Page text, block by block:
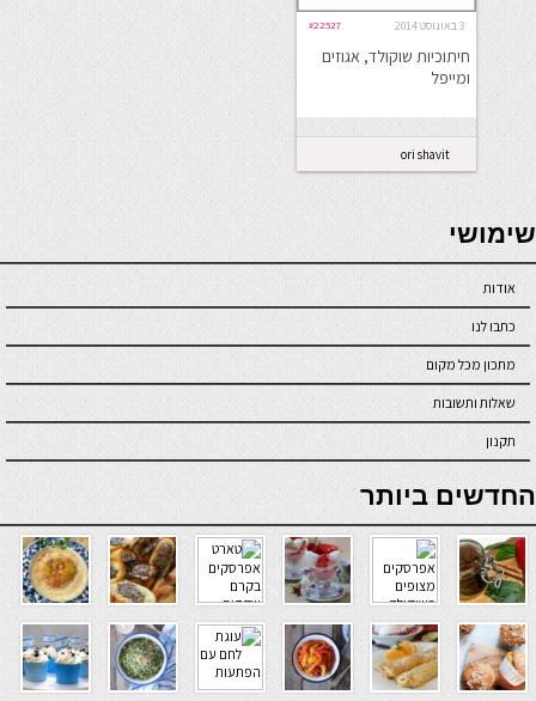
3 באוגוסט 2014 #22527
חיתוכיות שוקולד, אגוזים
ומייפל
ori shavit
seriöse online casinos österreich
שימושי
אודות
כתבו לנו
מתכון מכל מקום
שאלות ותשובות
תקנון
online casino
החדשים ביותר